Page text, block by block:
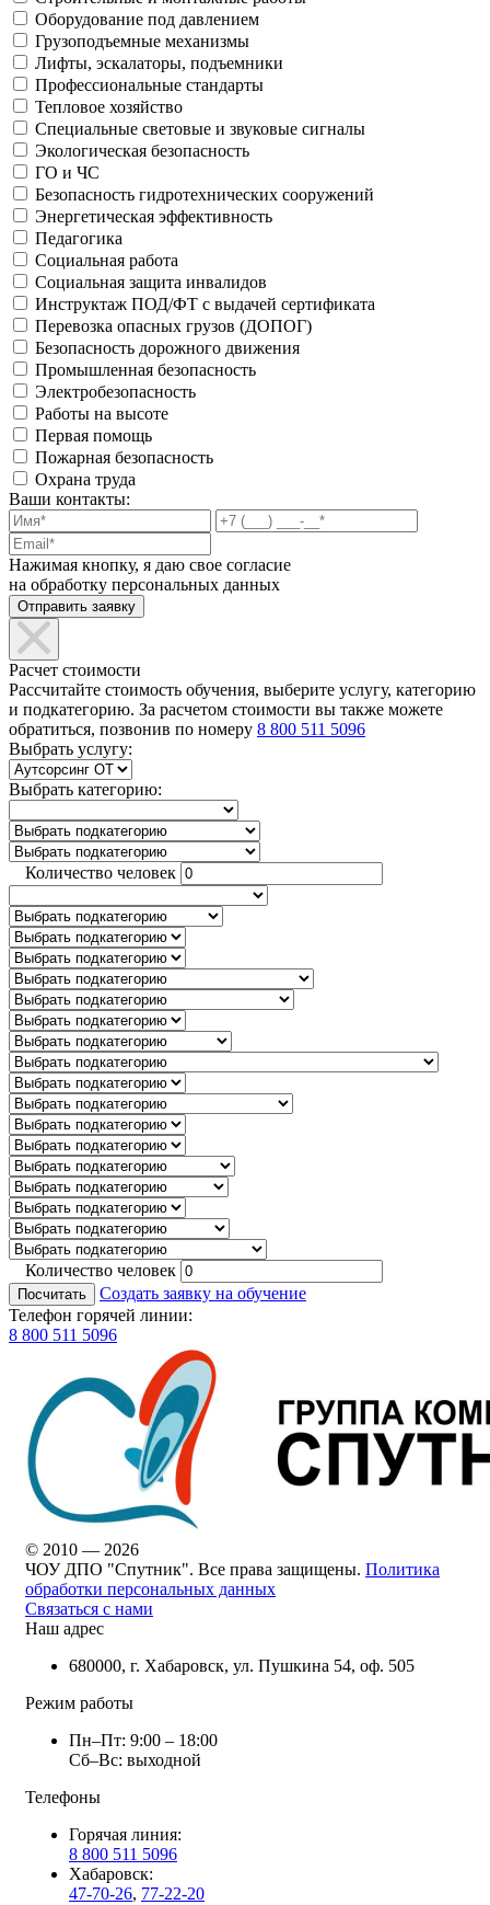
Оборудование под давлением
Грузоподъемные механизмы
Лифты, эскалаторы, подъемники
Профессиональные стандарты
Тепловое хозяйство
Специальные световые и звуковые сигналы
Экологическая безопасность
ГО и ЧС
Безопасность гидротехнических сооружений
Энергетическая эффективность
Педагогика
Социальная работа
Социальная защита инвалидов
Инструктаж ПОД/ФТ с выдачей сертификата
Перевозка опасных грузов (ДОПОГ)
Безопасность дорожного движения
Промышленная безопасность
Электробезопасность
Работы на высоте
Первая помощь
Пожарная безопасность
Охрана труда
Ваши контакты:
Нажимая кнопку, я даю свое согласие
на обработку персональных данных
Расчет стоимости
Рассчитайте стоимость обучения, выберите услугу, категорию
и подкатегорию. За расчетом стоимости вы также можете
обратиться, позвонив по номеру 8 800 511 5096
Выбрать услугу:
Выбрать категорию:
Количество человек
Количество человек
Посчитать
Создать заявку на обучение
Телефон горячей линии:
8 800 511 5096
© 2010 — 2026
ЧОУ ДПО "Спутник". Все права защищены. Политика
обработки персональных данных
Связаться с нами
Наш адрес
680000, г. Хабаровск, ул. Пушкина 54, оф. 505
Режим работы
Пн–Пт: 9:00 – 18:00
Сб–Вс: выходной
Телефоны
Горячая линия:
8 800 511 5096
Хабаровск:
47-70-26, 77-22-20